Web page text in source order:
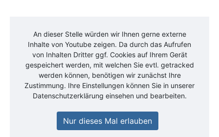
An dieser Stelle würden wir Ihnen gerne externe
Inhalte von Youtube zeigen. Da durch das Aufrufen
von Inhalten Dritter ggf. Cookies auf Ihrem Gerät
gespeichert werden, mit welchen Sie evtl. getracked
werden können, benötigen wir zunächst Ihre
Zustimmung. Ihre Einstellungen können Sie in unserer
Datenschutzerklärung einsehen und bearbeiten.
Nur dieses Mal erlauben